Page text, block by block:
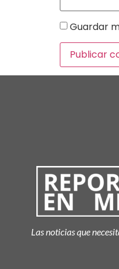
Guardar
Las noticias que